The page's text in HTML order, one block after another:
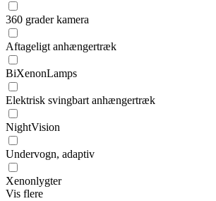
360 grader kamera
Aftageligt anhængertræk
BiXenonLamps
Elektrisk svingbart anhængertræk
NightVision
Undervogn, adaptiv
Xenonlygter
Vis flere